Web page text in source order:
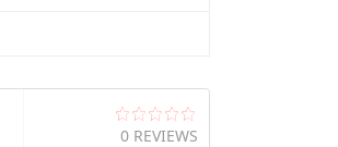
0 REVIEWS